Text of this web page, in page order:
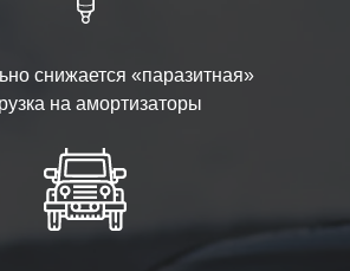
снижается «паразитная»
на амортизаторы